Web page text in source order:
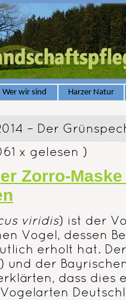
Wer wir sind Harzer Natur
– Der
x gelesen )
Zorro-
viridis) ist der
Vogel, dessen
erholt hat.
und der
dass